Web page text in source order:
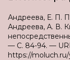
Андреева, Е. П.
Андреева, А. В.
— С. 84-94. —
https://moluch.ru/